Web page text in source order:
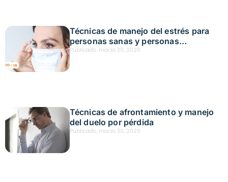
Técnicas de manejo del estrés para
personas sanas y personas
contagiadas
Publicado: marzo 30, 2020
Técnicas de afrontamiento y manejo
del duelo por pérdida
Publicado: marzo 30, 2020